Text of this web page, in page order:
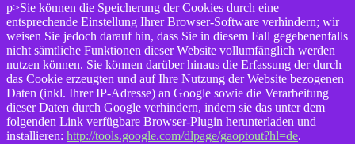
p>Sie können die Speicherung der Cookies durch eine
entsprechende Einstellung Ihrer Browser-Software verhindern; wir
weisen Sie jedoch darauf hin, dass Sie in diesem Fall gegebenenfalls
nicht sämtliche Funktionen dieser Website vollumfänglich werden
nutzen können. Sie können darüber hinaus die Erfassung der durch
das Cookie erzeugten und auf Ihre Nutzung der Website bezogenen
Daten (inkl. Ihrer IP-Adresse) an Google sowie die Verarbeitung
dieser Daten durch Google verhindern, indem sie das unter dem
folgenden Link verfügbare Browser-Plugin herunterladen und
installieren: http://tools.google.com/dlpage/gaoptout?hl=de.